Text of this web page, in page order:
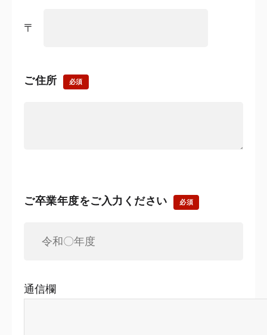
〒
ご住所 必須
ご卒業年度をご入力ください 必須
通信欄